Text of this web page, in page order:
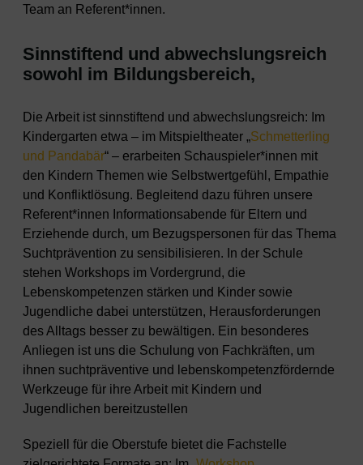
Team an Referent*innen.
Sinnstiftend und abwechslungsreich
sowohl im Bildungsbereich,
Die Arbeit ist sinnstiftend und abwechslungsreich: Im
Kindergarten etwa – im Mitspieltheater „Schmetterling
und Pandabär“ – erarbeiten Schauspieler*innen mit
den Kindern Themen wie Selbstwertgefühl, Empathie
und Konfliktlösung. Begleitend dazu führen unsere
Referent*innen Informationsabende für Eltern und
Erziehende durch, um Bezugspersonen für das Thema
Suchtprävention zu sensibilisieren. In der Schule
stehen Workshops im Vordergrund, die
Lebenskompetenzen stärken und Kinder sowie
Jugendliche dabei unterstützen, Herausforderungen
des Alltags besser zu bewältigen. Ein besonderes
Anliegen ist uns die Schulung von Fachkräften, um
ihnen suchtpräventive und lebenskompetenzfördernde
Werkzeuge für ihre Arbeit mit Kindern und
Jugendlichen bereitzustellen
Speziell für die Oberstufe bietet die Fachstelle